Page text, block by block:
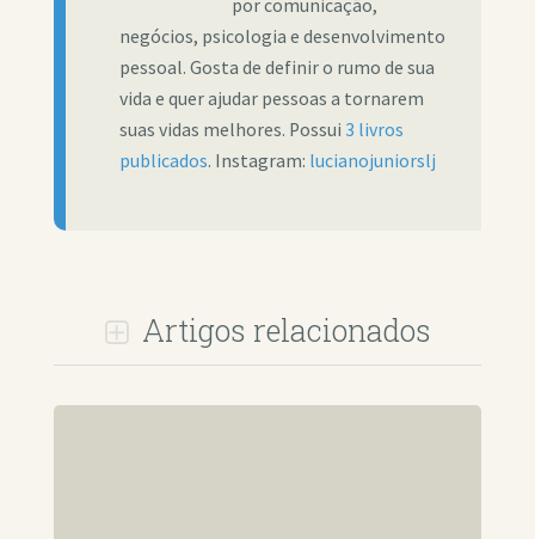
por comunicação,
negócios, psicologia e desenvolvimento
pessoal. Gosta de definir o rumo de sua
vida e quer ajudar pessoas a tornarem
suas vidas melhores. Possui 3 livros
publicados. Instagram: lucianojuniorslj
Artigos relacionados